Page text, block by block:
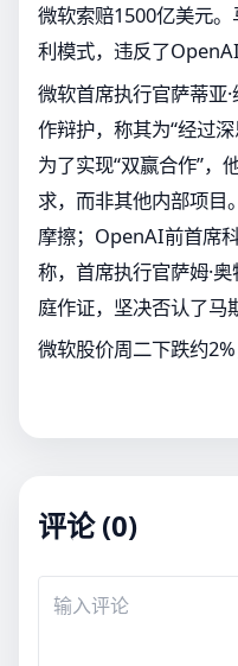
微软索赔1500亿美元
利模式，违反了
微软首席执行官萨蒂亚
作辩护，称其为“经过
为了实现“双赢合作”
求，而非其他内部项目
摩擦；OpenAI前首席
称，首席执行官萨姆·
庭作证，坚决否认了马
微软股价周二下跌约
评论 (0)